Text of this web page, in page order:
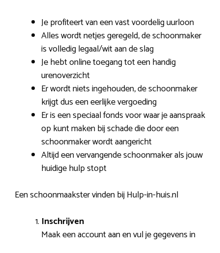
Je profiteert van een vast voordelig uurloon
Alles wordt netjes geregeld, de schoonmaker
is volledig legaal/wit aan de slag
Je hebt online toegang tot een handig
urenoverzicht
Er wordt niets ingehouden, de schoonmaker
krijgt dus een eerlijke vergoeding
Er is een speciaal fonds voor waar je aanspraak
op kunt maken bij schade die door een
schoonmaker wordt aangericht
Altijd een vervangende schoonmaker als jouw
huidige hulp stopt
Een schoonmaakster vinden bij Hulp-in-huis.nl
Inschrijven
Maak een account aan en vul je gegevens in